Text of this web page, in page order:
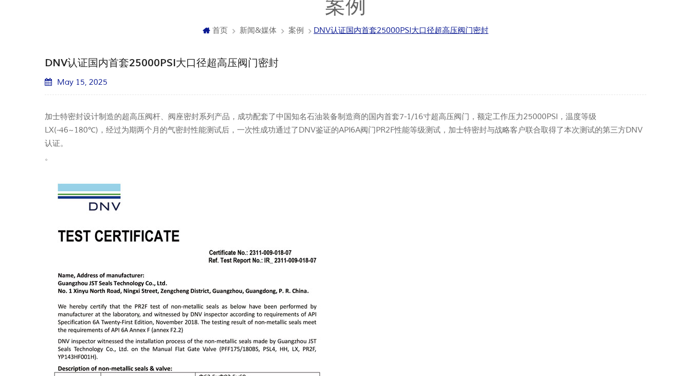
案例
首页 新闻&媒体 案例 DNV认证国内首套25000PSI大口径超高压阀门密封
DNV认证国内首套25000PSI大口径超高压阀门密封
May 15, 2025
加士特密封设计制造的超高压阀杆、阀座密封系列产品，成功配套了中国知名石油装备制造商的国内首套7-1/16寸超高压阀门，额定工作压力25000PSI，温度等级
LX(-46~180℃)，经过为期两个月的气密封性能测试后，一次性成功通过了DNV鉴证的API6A阀门PR2F性能等级测试，加士特密封与战略客户联合取得了本次测试的第三方DNV
认证。
。